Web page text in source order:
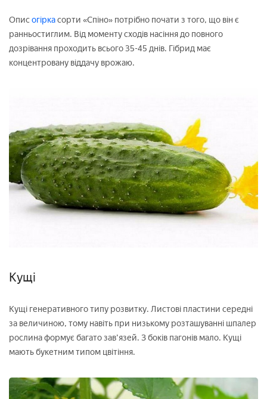
Описогіркасорти «Спіно» потрібно почати з того, що він є
ранньостиглим. Від моменту сходів насіння до повного
дозрівання проходить всього 35-45 днів. Гібрид має
концентровану віддачу врожаю.
Кущі
Кущі генеративного типу розвитку. Листові пластини середні
за величиною, тому навіть при низькому розташуванні шпалер
рослина формує багато зав'язей. З боків пагонів мало. Кущі
мають букетним типом цвітіння.